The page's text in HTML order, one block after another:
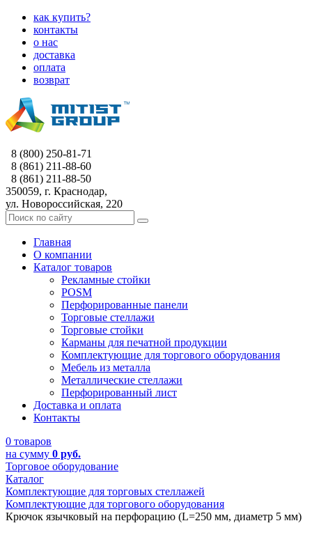
как купить?
контакты
о нас
доставка
оплата
возврат
8 (800) 250-81-71
8 (861) 211-88-60
8 (861) 211-88-50
350059, г. Краснодар,
ул. Новороссийская, 220
Главная
О компании
Каталог товаров
Рекламные стойки
POSM
Перфорированные панели
Торговые стеллажи
Торговые стойки
Карманы для печатной продукции
Комплектующие для торгового оборудования
Мебель из металла
Металлические стеллажи
Перфорированный лист
Доставка и оплата
Контакты
0 товаров
на сумму 0 руб.
Торговое оборудование
Каталог
Комплектующие для торговых стеллажей
Комплектующие для торгового оборудования
Крючок язычковый на перфорацию (L=250 мм, диаметр 5 мм)